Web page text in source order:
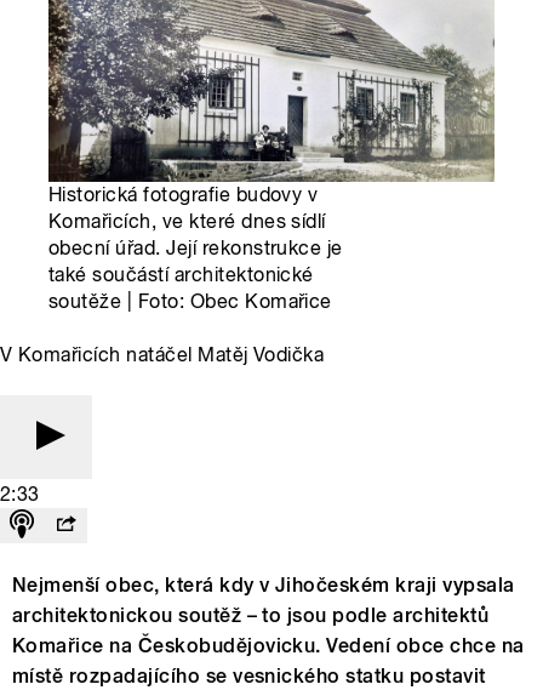
Historická fotografie budovy v
Komařicích, ve které dnes sídlí
obecní úřad. Její rekonstrukce je
také součástí architektonické
soutěže | Foto: Obec Komařice
V Komařicích natáčel Matěj Vodička
2:33
Nejmenší obec, která kdy v Jihočeském kraji vypsala
architektonickou soutěž – to jsou podle architektů
Komařice na Českobudějovicku. Vedení obce chce na
místě rozpadajícího se vesnického statku postavit